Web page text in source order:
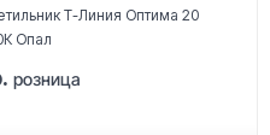
Т-Линия Оптима 20
Опал
розница